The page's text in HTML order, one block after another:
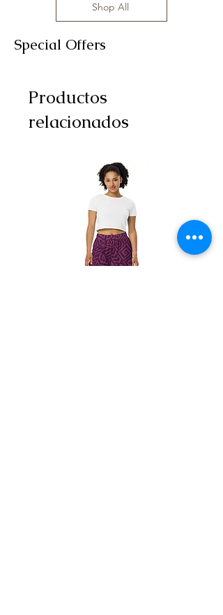
Shop All
Special Offers
Productos
relacionados